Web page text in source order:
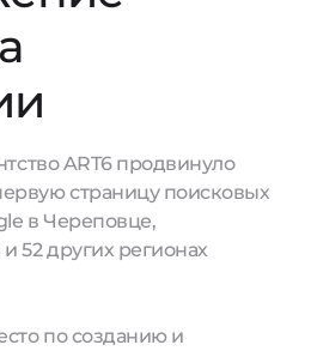
ART6 продвинуло
страницу поисковых
в Череповце,
52 других регионах
по созданию и